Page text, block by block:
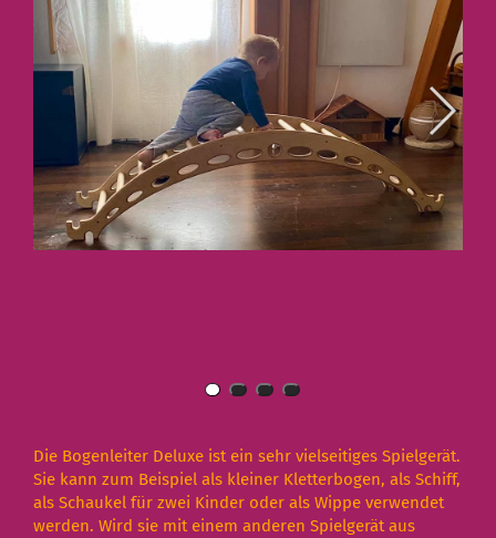
Die Bogenleiter Deluxe ist ein sehr vielseitiges Spielgerät.
Sie kann zum Beispiel als kleiner Kletterbogen, als Schiff,
als Schaukel für zwei Kinder oder als Wippe verwendet
werden. Wird sie mit einem anderen Spielgerät aus